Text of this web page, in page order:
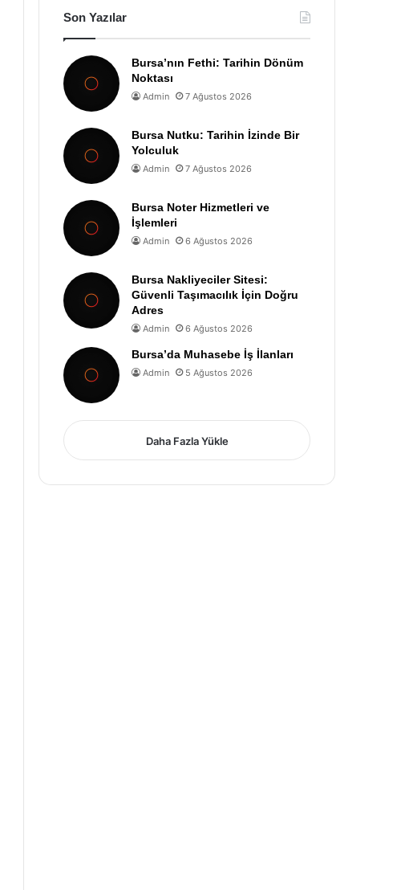
Son Yazılar
Bursa’nın Fethi: Tarihin Dönüm
Noktası
Admin 7 Ağustos 2026
Bursa Nutku: Tarihin İzinde Bir
Yolculuk
Admin 7 Ağustos 2026
Bursa Noter Hizmetleri ve
İşlemleri
Admin 6 Ağustos 2026
Bursa Nakliyeciler Sitesi:
Güvenli Taşımacılık İçin Doğru
Adres
Admin 6 Ağustos 2026
Bursa’da Muhasebe İş İlanları
Admin 5 Ağustos 2026
Daha Fazla Yükle